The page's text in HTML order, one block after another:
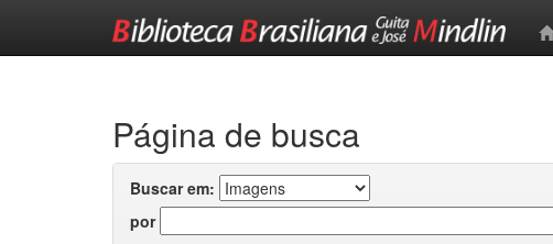
Página de busca
Buscar em:
por